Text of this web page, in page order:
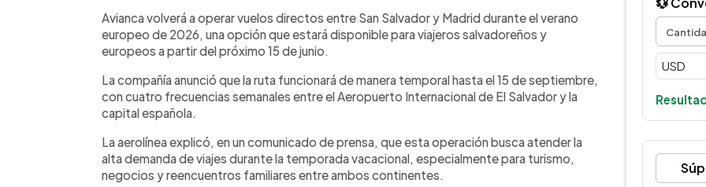
► Escuchar artículo
Avianca anunció que reactivará temporalmente su ruta directa entre San
Salvador y Madrid del 15 de junio al 15 de septiembre de 2026. La aerolínea
ofrecerá cuatro frecuencias semanales sin escalas entre ambas ciudades
medida busca fortalecer la conectividad entre Centroamérica y Europa en
meses de alta demanda turística y de viajes familiares. Actualmente, Iberia
es la única aerolínea con vuelos directos entre El Salvador y Madrid. Avianca
Avianca volverá a operar vuelos directos entre San Salvador y Madrid durante el verano
europeo de 2026, una opción que estará disponible para viajeros salvadoreños y
europeos a partir del próximo 15 de junio.
La compañía anunció que la ruta funcionará de manera temporal hasta el 15 de septiembre,
con cuatro frecuencias semanales entre el Aeropuerto Internacional de El Salvador y la
capital española.
La aerolínea explicó, en un comunicado de prensa, que esta operación busca atender la
alta demanda de viajes durante la temporada vacacional, especialmente para turismo,
negocios y reencuentros familiares entre ambos continentes.